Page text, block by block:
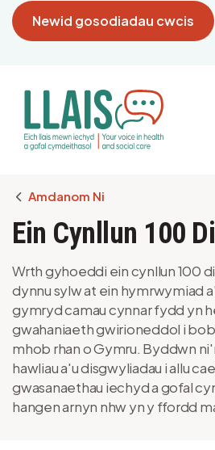
Newid gosodiadau cwcis
Breadcrumb
Amdanom Ni
Ein Cynllun 100
Wrth gyhoeddi ein cynllun 100
dynnu sylw at ein hymrwymiad
gymryd camau cynnar fydd yn
gwahaniaeth gwirioneddol i
mhob rhan o Gymru. Byddwn
hawliau a'u disgwyliadau i allu
gwasanaethau iechyd a gofal
hangen arnyn nhw yn y ffordd